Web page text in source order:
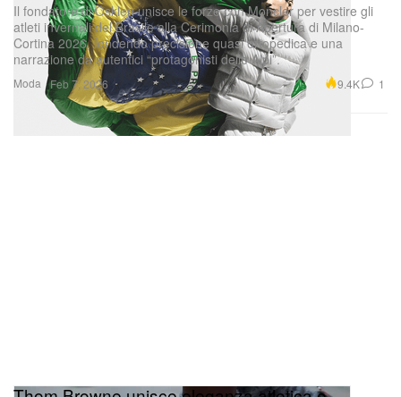
Moda
Il fondatore di Osklen unisce le forze con Moncler per vestire gli
atleti invernali del Brasile alla Cerimonia di Apertura di Milano-
Cortina 2026, fondendo precisione quasi ortopedica e una
narrazione da autentici “protagonisti delle Alpi”.
Feb 7, 2026 9.4K 1